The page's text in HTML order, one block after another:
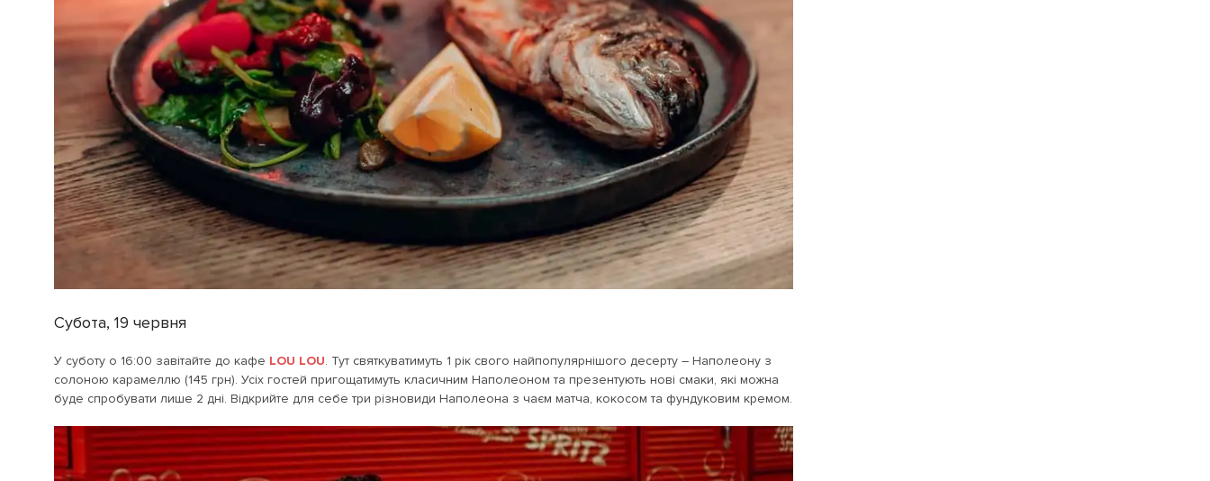
Субота, 19 червня
У суботу о 16:00 завітайте до кафе LOU LOU. Тут святкуватимуть 1 рік свого найпопулярнішого десерту – Наполеону з
солоною карамеллю (145 грн). Усіх гостей пригощатимуть класичним Наполеоном та презентують нові смаки, які можна
буде спробувати лише 2 дні. Відкрийте для себе три різновиди Наполеона з чаєм матча, кокосом та фундуковим кремом.